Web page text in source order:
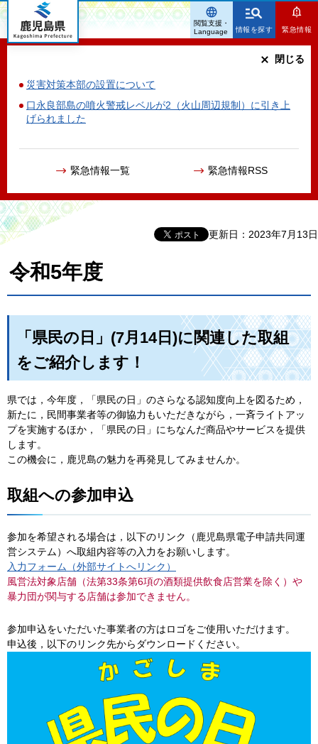
鹿児島県
情報を探す 緊急情報
災害対策本部の設置について
口永良部島の噴火警戒レベルが2（火山周辺規制）に引き上
げられました
緊急情報一覧 緊急情報RSS
閉じる
閲覧支援・
Language
更新日：2023年7月13日
令和5年度
「県民の日」(7月14日)に関連した取組
をご紹介します！
県では，今年度，「県民の日」のさらなる認知度向上を図るため，
新たに，民間事業者等の御協力もいただきながら，一斉ライトアッ
プを実施するほか，「県民の日」にちなんだ商品やサービスを提供
します。
この機会に，鹿児島の魅力を再発見してみませんか。
取組への参加申込
参加を希望される場合は，以下のリンク（鹿児島県電子申請共同運
営システム）へ取組内容等の入力をお願いします。
入力フォーム（外部サイトへリンク）
風営法対象店舗（法第33条第6項の酒類提供飲食店営業を除く）や
暴力団が関与する店舗は参加できません。
参加申込をいただいた事業者の方はロゴをご使用いただけます。
申込後，以下のリンク先からダウンロードください。